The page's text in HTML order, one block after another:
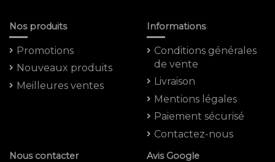
Nos produits
Promotions
Nouveaux produits
Meilleures ventes
Informations
Conditions générales
de vente
Livraison
Mentions légales
Paiement sécurisé
Contactez-nous
Nous contacter Avis Google